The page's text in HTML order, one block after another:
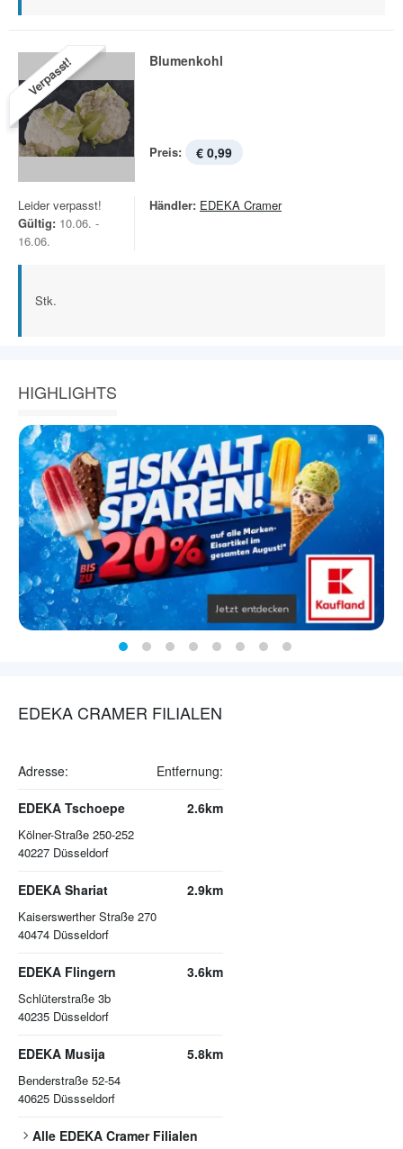
Verpasst! Blumenkohl
Preis: € 0,99
Leider verpasst!
Gültig: 10.06. -
16.06.
Händler: EDEKA Cramer
Stk.
HIGHLIGHTS
EDEKA CRAMER FILIALEN
Adresse: Entfernung:
EDEKA Tschoepe
Kölner-Straße 250-252
40227 Düsseldorf
2.6km
EDEKA Shariat
Kaiserswerther Straße 270
40474 Düsseldorf
2.9km
EDEKA Flingern
Schlüterstraße 3b
40235 Düsseldorf
3.6km
EDEKA Musija
Benderstraße 52-54
40625 Düssseldorf
5.8km
Alle EDEKA CramerFilialen